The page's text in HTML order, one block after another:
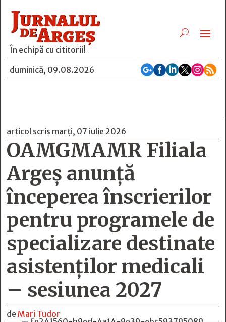
În echipă cu cititorii!
duminică, 09.08.2026

articol scris marți, 07 iulie 2026
OAMGMAMR Filiala
Argeș anunță
începerea înscrierilor
pentru programele de
specializare destinate
asistenților medicali
– sesiunea 2027
de Mari Tudor